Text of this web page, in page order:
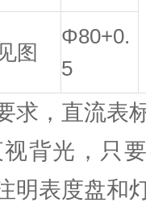
见图
Φ80+0.
5
求，直流表
背光，只
明表度盘和